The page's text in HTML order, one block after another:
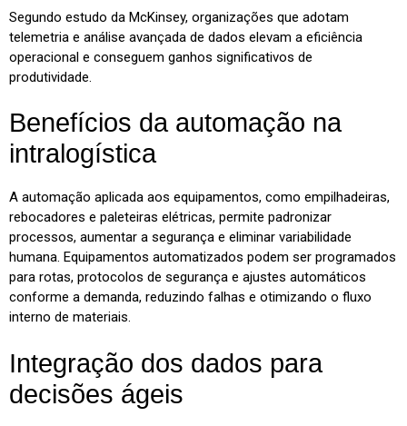
Segundo estudo da McKinsey, organizações que adotam
telemetria e análise avançada de dados elevam a eficiência
operacional e conseguem ganhos significativos de
produtividade.
Benefícios da automação na
intralogística
A automação aplicada aos equipamentos, como empilhadeiras,
rebocadores e paleteiras elétricas, permite padronizar
processos, aumentar a segurança e eliminar variabilidade
humana. Equipamentos automatizados podem ser programados
para rotas, protocolos de segurança e ajustes automáticos
conforme a demanda, reduzindo falhas e otimizando o fluxo
interno de materiais.
Integração dos dados para
decisões ágeis